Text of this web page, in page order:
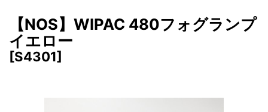
【NOS】WIPAC 480フォグランプ
イエロー
[S4301]